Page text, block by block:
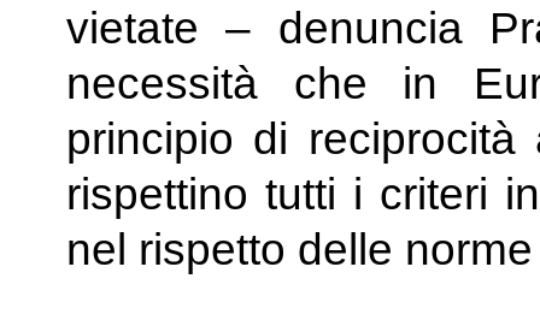
vietate – denuncia
necessità che in
principio di
rispettino tutti i criteri
nel rispetto delle